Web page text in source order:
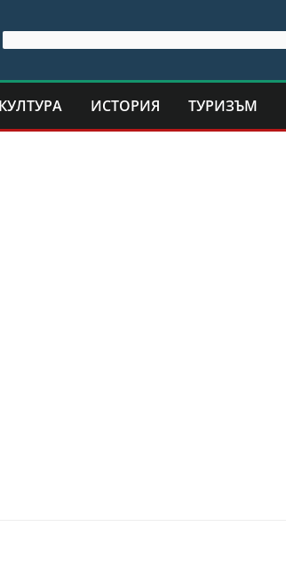
КУЛТУРА ИСТОРИЯ ТУРИЗЪМ